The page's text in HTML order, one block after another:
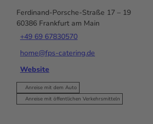
Ferdinand-Porsche-Straße 17 – 19
60386 Frankfurt am Main
+49 69 67830570
home@fps-catering.de
Website
Anreise mit dem Auto
Anreise mit öffentlichen Verkehrsmitteln